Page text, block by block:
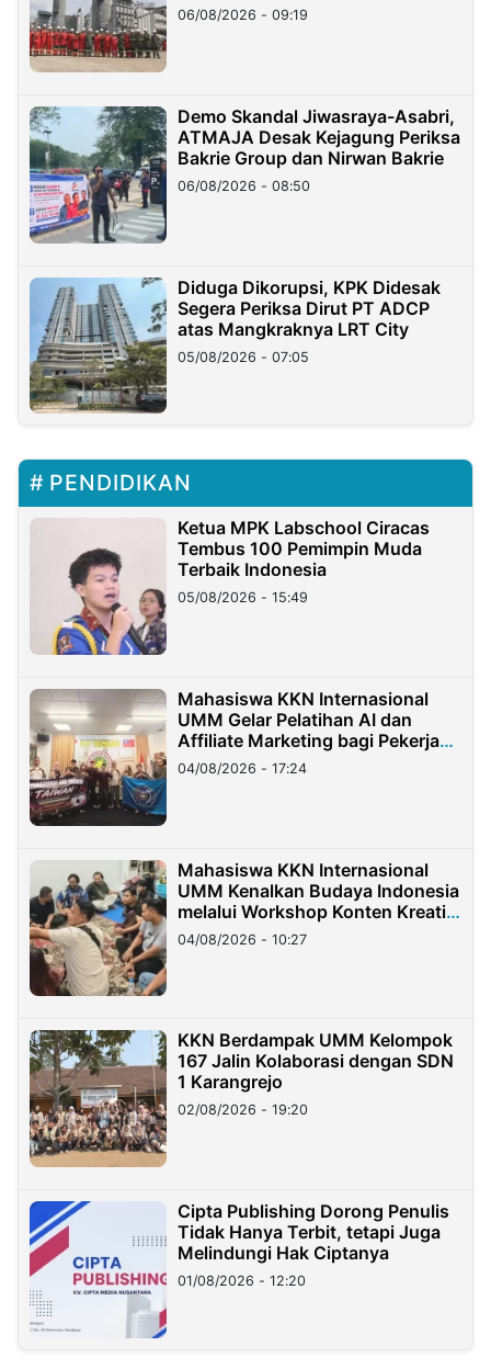
06/08/2026 - 09:19
Demo Skandal Jiwasraya-Asabri,
ATMAJA Desak Kejagung Periksa
Bakrie Group dan Nirwan Bakrie
06/08/2026 - 08:50
Diduga Dikorupsi, KPK Didesak
Segera Periksa Dirut PT ADCP
atas Mangkraknya LRT City
05/08/2026 - 07:05
PENDIDIKAN
Ketua MPK Labschool Ciracas
Tembus 100 Pemimpin Muda
Terbaik Indonesia
05/08/2026 - 15:49
Mahasiswa KKN Internasional
UMM Gelar Pelatihan AI dan
Affiliate Marketing bagi Pekerja
Migran Indonesia di Taiwan
04/08/2026 - 17:24
Mahasiswa KKN Internasional
UMM Kenalkan Budaya Indonesia
melalui Workshop Konten Kreatif
di Taiwan
04/08/2026 - 10:27
KKN Berdampak UMM Kelompok
167 Jalin Kolaborasi dengan SDN
1 Karangrejo
02/08/2026 - 19:20
Cipta Publishing Dorong Penulis
Tidak Hanya Terbit, tetapi Juga
Melindungi Hak Ciptanya
01/08/2026 - 12:20